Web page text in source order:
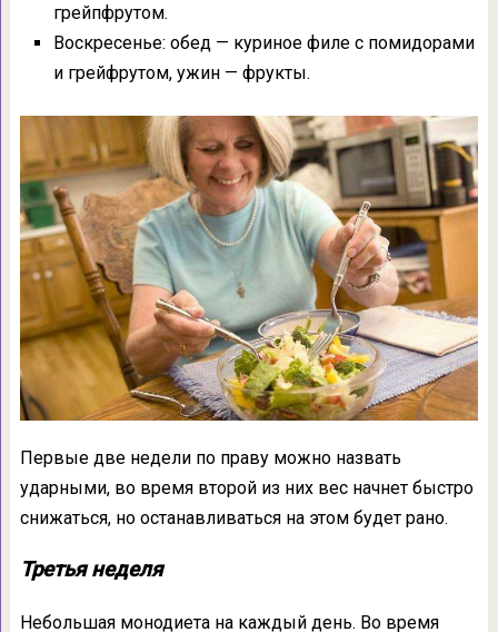
грейпфрутом.
Воскресенье: обед — куриное филе с помидорами
и грейфрутом, ужин — фрукты.
Первые две недели по праву можно назвать
ударными, во время второй из них вес начнет быстро
снижаться, но останавливаться на этом будет рано.
Третья неделя
Небольшая монодиета на каждый день. Во время